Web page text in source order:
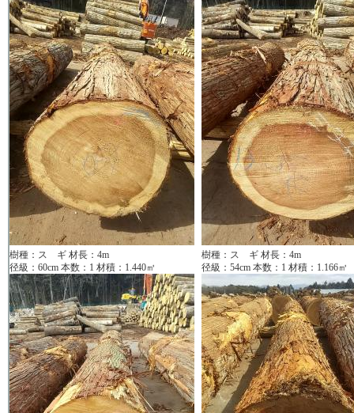
樹種：ス ギ 材長：4m
径級：60cm 本数：1 材積：1.440㎥
樹種：ス ギ 材長：4m
径級：54cm 本数：1 材積：1.166㎥